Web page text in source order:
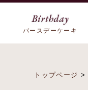
バースデーケーキ
トップページ >